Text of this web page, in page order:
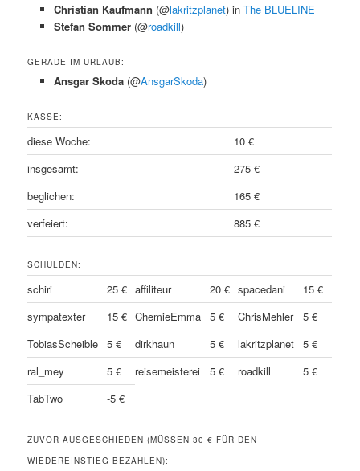
Christian Kaufmann (@lakritzplanet) in The BLUELINE
Stefan Sommer (@roadkill)
GERADE IM URLAUB:
Ansgar Skoda (@AnsgarSkoda)
KASSE:
diese Woche:
10 €
insgesamt:
275 €
beglichen:
165 €
verfeiert:
885 €
SCHULDEN:
schiri 25 € affiliteur 20 € spacedani
15 €
sympatexter
15 € ChemieEmma 5 € ChrisMehler
5 €
TobiasScheible 5 € dirkhaun 5 € lakritzplanet 5 €
ral_mey
5 € reisemeisterei 5 € roadkill
5 €
TabTwo
-5 €
ZUVOR AUSGESCHIEDEN (MÜSSEN 30 € FÜR DEN
WIEDEREINSTIEG BEZAHLEN):